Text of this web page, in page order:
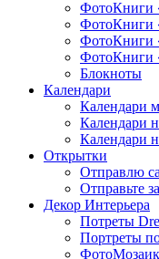
ФотоКниги
ФотоКниги
ФотоКниги
ФотоКниги
Блокноты
Календари
Календари
Календари
Календари
Открытки
Отправлю
Отправьте
Декор Интерьера
Потреты
Портреты